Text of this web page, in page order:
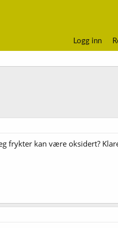
Logg inn
frykter kan være oksidert?